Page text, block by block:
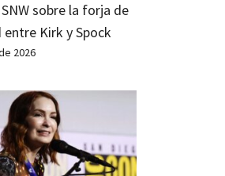
sobre la forja de
Kirk y Spock
2026